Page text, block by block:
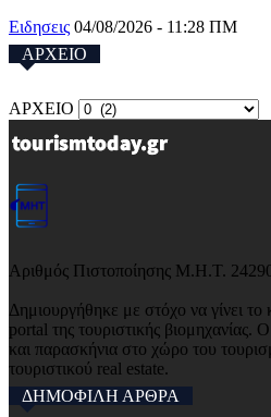
Ειδησεις 04/08/2026 - 11:28 ΠΜ
ΑΡΧΕΙΟ
ΑΡΧΕΙΟ
Αριθμός Πιστοποίησης Μ.Η.Τ.
Δημιουργήθηκε με στόχο να γίνει το
portal της τουριστικής βιομηχανίας.
και παρασκήνια στο χώρο του
τουριστικού real estate.
ΔΗΜΟΦΙΛΗ ΑΡΘΡΑ